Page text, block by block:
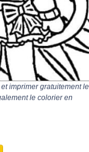
imprimer gratuitement le
le colorier en